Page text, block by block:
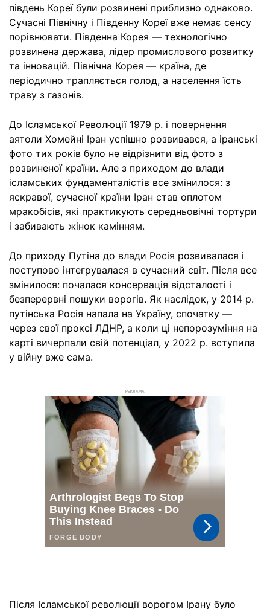
південь Кореї були розвинені приблизно однаково.
Сучасні Північну і Південну Кореї вже немає сенсу
порівнювати. Південна Корея — технологічно
розвинена держава, лідер промислового розвитку
та інновацій. Північна Корея — країна, де
періодично трапляється голод, а населення їсть
траву з газонів.
До Ісламської Революції 1979 р. і повернення
аятоли Хомейні Іран успішно розвивався, а іранські
фото тих років було не відрізнити від фото з
розвиненої країни. Але з приходом до влади
ісламських фундаменталістів все змінилося: з
яскравої, сучасної країни Іран став оплотом
мракобісів, які практикують середньовічні тортури
і забивають жінок камінням.
До приходу Путіна до влади Росія розвивалася і
поступово інтегрувалася в сучасний світ. Після все
змінилося: почалася консервація відсталості і
безперервні пошуки ворогів. Як наслідок, у 2014 р.
путінська Росія напала на Україну, спочатку —
через свої проксі ЛДНР, а коли ці непорозуміння на
карті вичерпали свій потенціал, у 2022 р. вступила
у війну вже сама.
РЕКЛАМА
Після Ісламської революції ворогом Ірану було